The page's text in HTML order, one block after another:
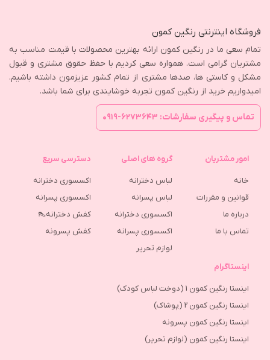
فروشگاه اینترنتی رنگین کمون
تمام سعی ما در رنگین کمون ارائه بهترین محصولات با قیمت مناسب به
مشتریان گرامی است. همواره سعی کردیم با حفظ حقوق مشتری و قبول
مشکل و کاستی ها، صدها مشتری از تمام کشور عزیزمون داشته باشیم.
امیدواریم خرید از رنگین کمون تجربه خوشایندی برای شما باشد.
تماس و پیگیری سفارشات: ۶۲۷۳۶۴۳-۰۹۱۹
امور مشتریان
خانه
قوانین و مقررات
درباره ما
تماس با ما
گروه های اصلی
لباس دخترانه
لباس پسرانه
اکسسوری دخترانه
اکسسوری پسرانه
لوازم تحریر
دسترسی سریع
اکسسوری دخترانه
اکسسوری پسرانه
کفش دخترانه👠
كفش پسرونه
اینستاگرام
اینستا رنگین کمون 1 (دوخت لباس کودک)
اینستا رنگین کمون 2 (پوشاک)
اینستا رنگین کمون پسرونه
اینستا رنگین کمون (لوازم تحریر)